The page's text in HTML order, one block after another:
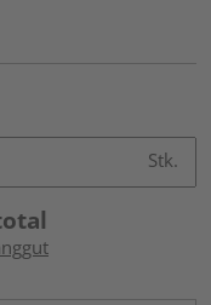
Stk.